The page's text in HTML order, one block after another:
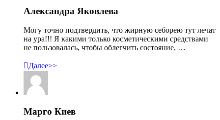
Александра Яковлева
Могу точно подтвердить, что жирную себорею тут лечат
на ура!!! Я какими только косметическими средствами
не пользовалась, чтобы облегчить состояние, …
Далее>>
Марго Киев